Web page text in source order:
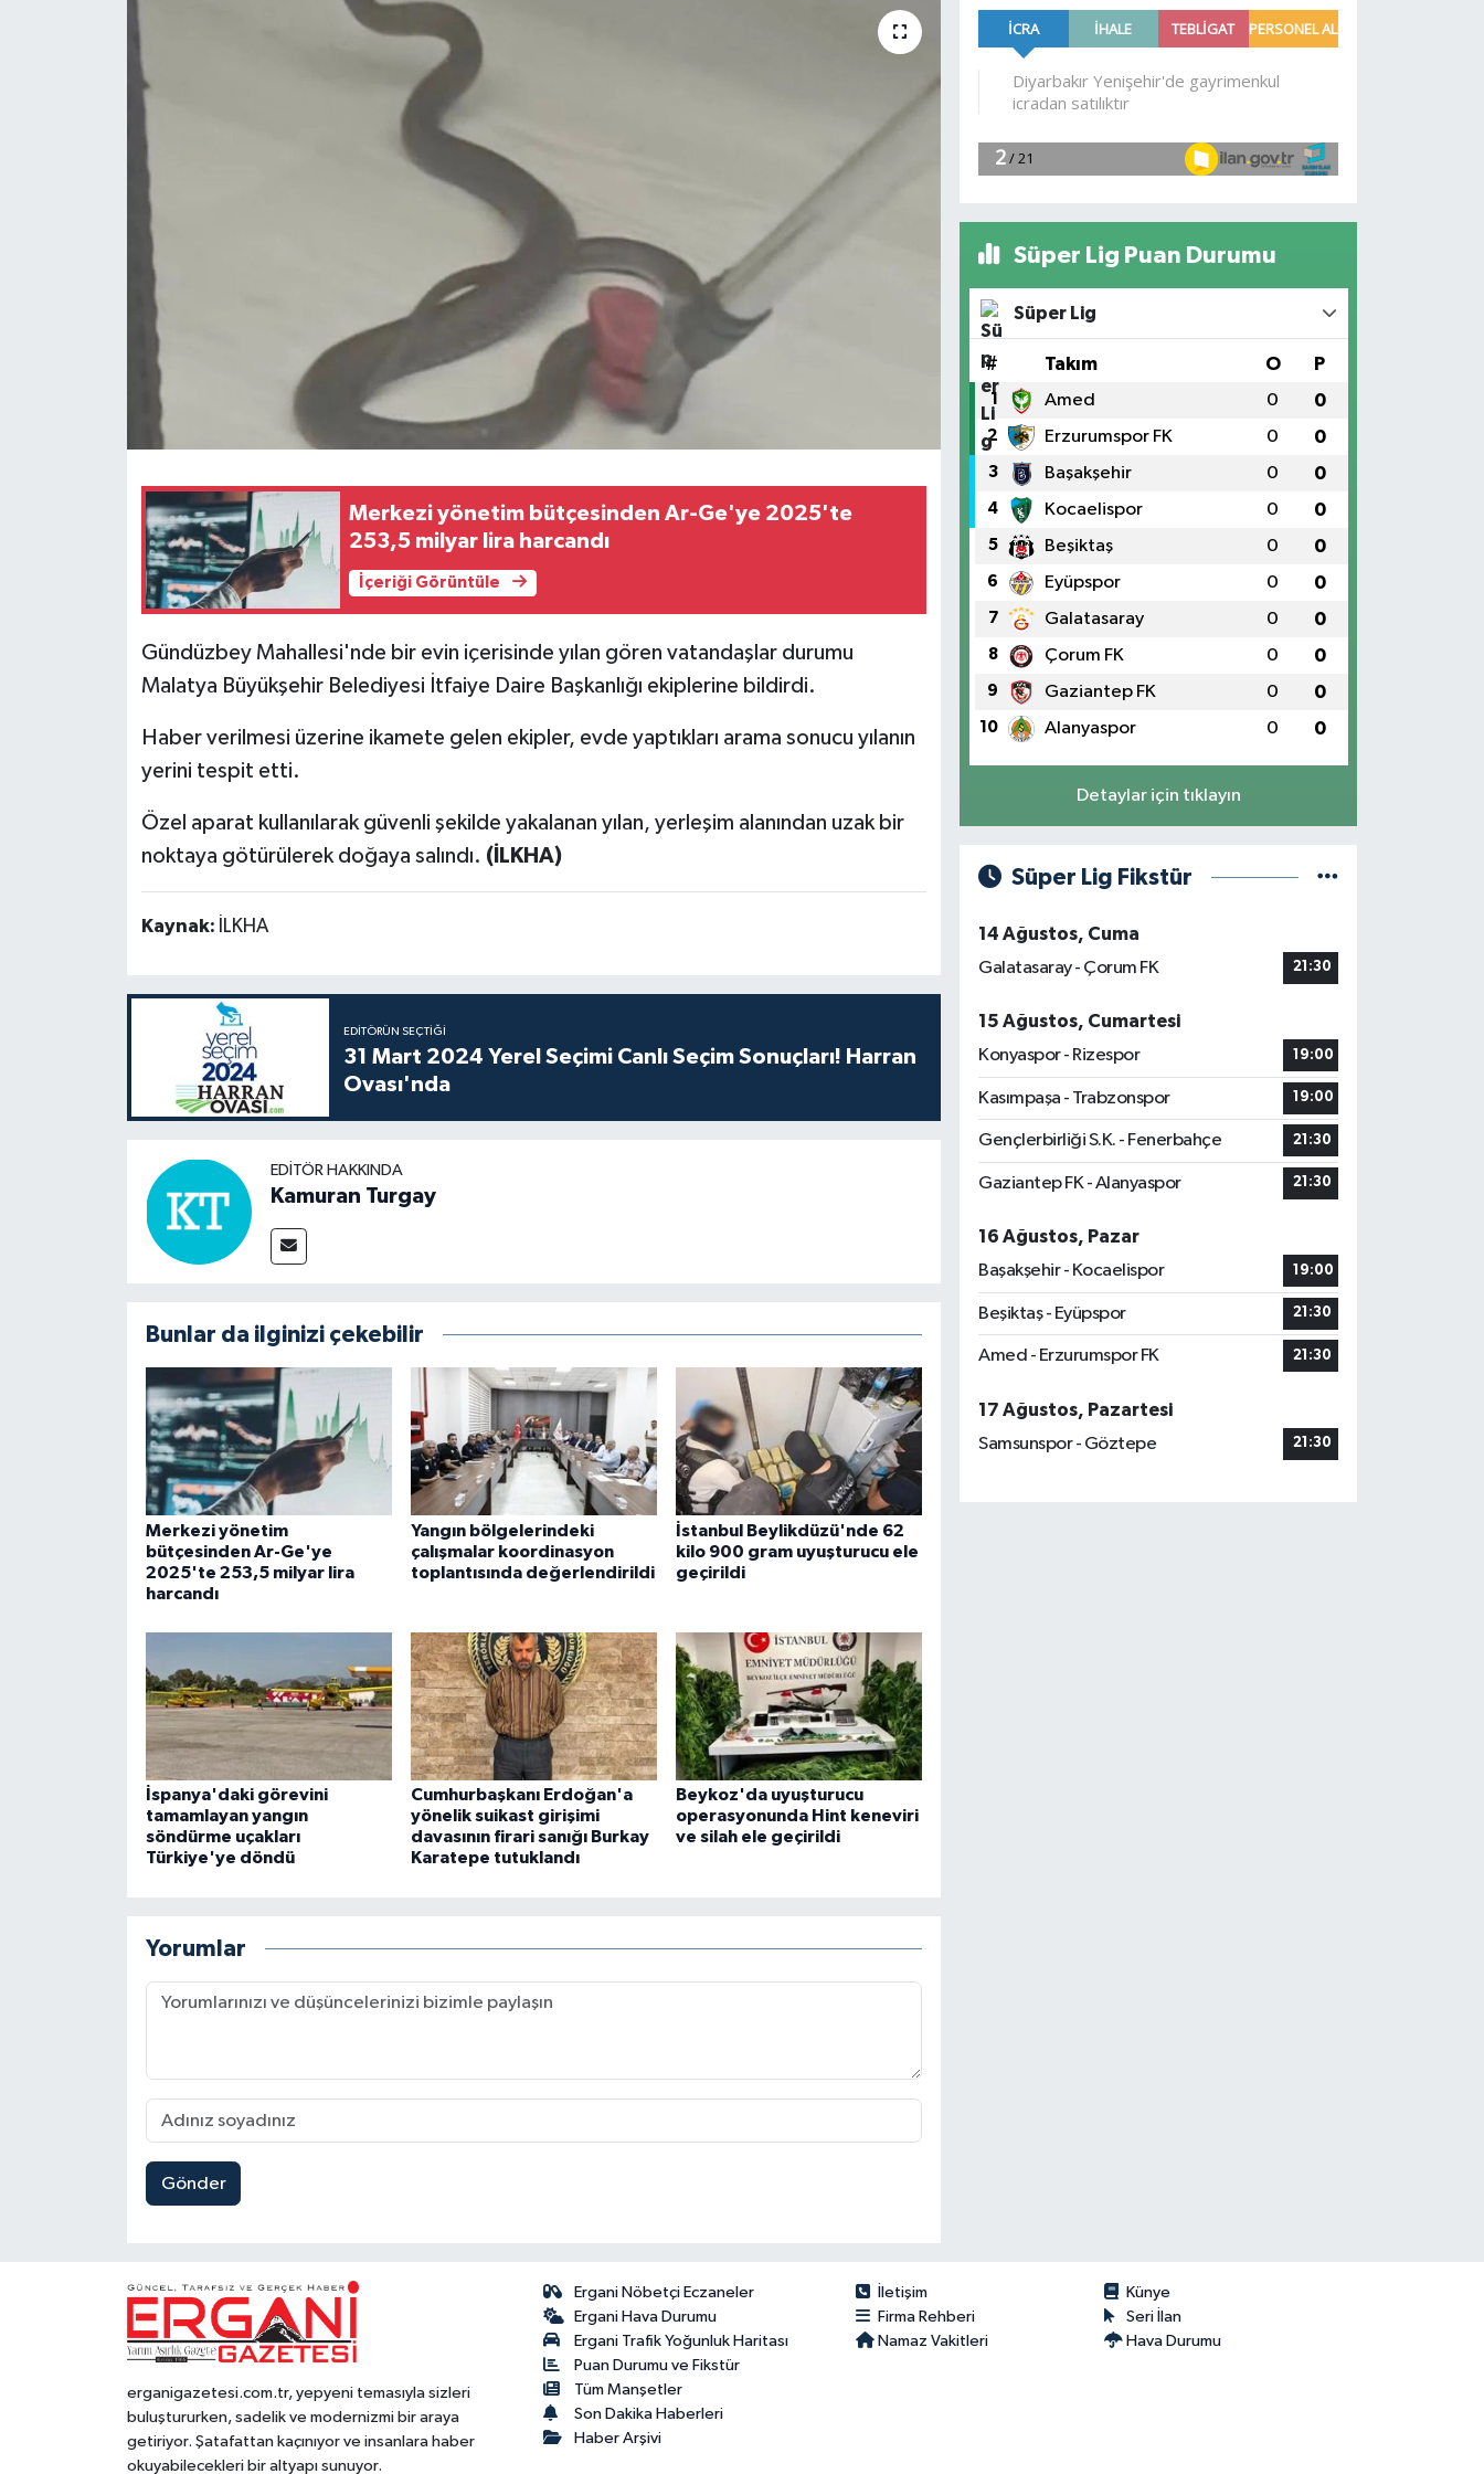
Merkezi yönetim bütçesinden Ar-Ge'ye 2025'te
253,5 milyar lira harcandı
İçeriği Görüntüle
Gündüzbey Mahallesi'nde bir evin içerisinde yılan gören vatandaşlar durumu
Malatya Büyükşehir Belediyesi İtfaiye Daire Başkanlığı ekiplerine bildirdi.
Haber verilmesi üzerine ikamete gelen ekipler, evde yaptıkları arama sonucu yılanın
yerini tespit etti.
Özel aparat kullanılarak güvenli şekilde yakalanan yılan, yerleşim alanından uzak bir
noktaya götürülerek doğaya salındı. (İLKHA)
Kaynak: İLKHA
EDITÖRÜN SEÇTIĞI
31 Mart 2024 Yerel Seçimi Canlı Seçim Sonuçları! Harran
Ovası'nda
EDITÖR HAKKINDA
Kamuran Turgay
Bunlar da ilginizi çekebilir
Merkezi yönetim
bütçesinden Ar-Ge'ye
2025'te 253,5 milyar lira
harcandı
Yangın bölgelerindeki
çalışmalar koordinasyon
toplantısında değerlendirildi
İstanbul Beylikdüzü'nde 62
kilo 900 gram uyuşturucu ele
geçirildi
İspanya'daki görevini
tamamlayan yangın
söndürme uçakları
Türkiye'ye döndü
Cumhurbaşkanı Erdoğan'a
yönelik suikast girişimi
davasının firari sanığı Burkay
Karatepe tutuklandı
Beykoz'da uyuşturucu
operasyonunda Hint keneviri
ve silah ele geçirildi
Yorumlar
Gönder
Süper Lig Puan Durumu
Süper Lig
# Takım O P
1 Amed 0 0
2 Erzurumspor FK 0 0
3 Başakşehir 0 0
4 Kocaelispor 0 0
5 Beşiktaş 0 0
6 Eyüpspor 0 0
7 Galatasaray 0 0
8 Çorum FK 0 0
9 Gaziantep FK 0 0
10 Alanyaspor 0 0
Detaylar için tıklayın
Süper Lig Fikstür
14 Ağustos, Cuma
Galatasaray - Çorum FK
21:30
15 Ağustos, Cumartesi
Konyaspor - Rizespor
19:00
Kasımpaşa - Trabzonspor 19:00
Gençlerbirliği S.K. - Fenerbahçe 21:30
Gaziantep FK - Alanyaspor 21:30
16 Ağustos, Pazar
Başakşehir - Kocaelispor
19:00
Beşiktaş - Eyüpspor 21:30
Amed - Erzurumspor FK 21:30
17 Ağustos, Pazartesi
Samsunspor - Göztepe
21:30
erganigazetesi.com.tr, yepyeni temasıyla sizleri
buluştururken, sadelik ve modernizmi bir araya
getiriyor. Şatafattan kaçınıyor ve insanlara haber
okuyabilecekleri bir altyapı sunuyor.
Ergani Nöbetçi Eczaneler
Ergani Hava Durumu
Ergani Trafik Yoğunluk Haritası
Puan Durumu ve Fikstür
Tüm Manşetler
Son Dakika Haberleri
Haber Arşivi
İletişim
Künye
Firma Rehberi
Seri İlan
Namaz Vakitleri
Hava Durumu